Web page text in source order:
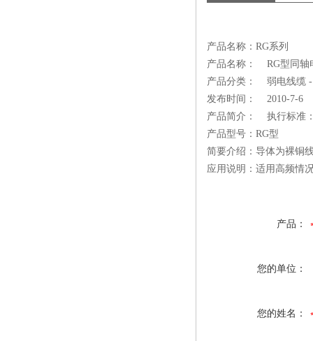
产品名称：RG系列
产品名称： RG型同轴
产品分类： 弱电线缆 -
发布时间： 2010-7-6
产品简介： 执行标准
产品型号：RG型
简要介绍：导体为裸铜
应用说明：适用高频情
产品：
您的单位：
您的姓名：